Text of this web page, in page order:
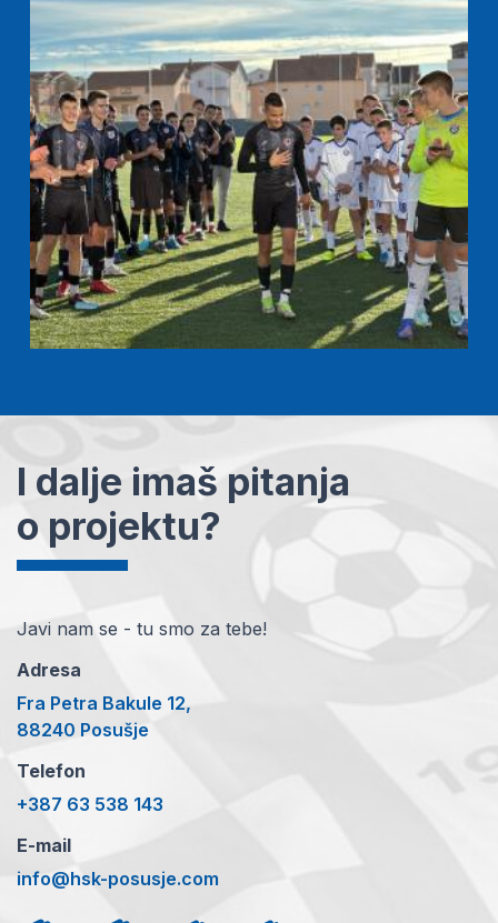
I dalje imaš pitanja
o projektu?
Javi nam se - tu smo za tebe!
Adresa
Fra Petra Bakule 12,
88240 Posušje
Telefon
+387 63 538 143
E-mail
info@hsk-posusje.com